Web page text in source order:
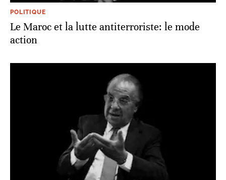
POLITIQUE
Le Maroc et la lutte antiterroriste: le mode
action